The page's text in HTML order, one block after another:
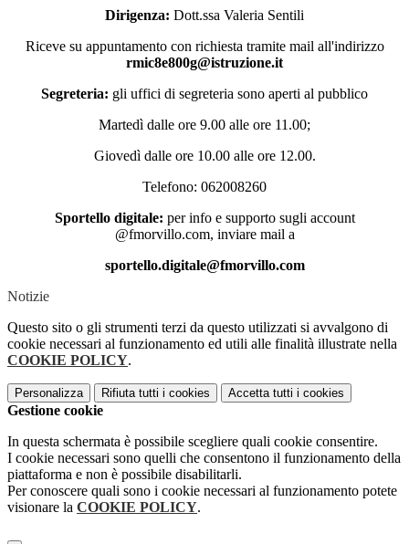
Dirigenza: Dott.ssa Valeria Sentili
Riceve su appuntamento con richiesta tramite mail all'indirizzo
rmic8e800g@istruzione.it
Segreteria: gli uffici di segreteria sono aperti al pubblico
Martedì dalle ore 9.00 alle ore 11.00;
Giovedì dalle ore 10.00 alle ore 12.00.
Telefono: 062008260
Sportello digitale: per info e supporto sugli account
@fmorvillo.com, inviare mail a
sportello.digitale@fmorvillo.com
Notizie
Questo sito o gli strumenti terzi da questo utilizzati si avvalgono di
cookie necessari al funzionamento ed utili alle finalità illustrate nella
COOKIE POLICY.
Personalizza Rifiuta tutti i cookies Accetta tutti i cookies
Gestione cookie
In questa schermata è possibile scegliere quali cookie consentire.
I cookie necessari sono quelli che consentono il funzionamento della
piattaforma e non è possibile disabilitarli.
Per conoscere quali sono i cookie necessari al funzionamento potete
visionare la COOKIE POLICY.